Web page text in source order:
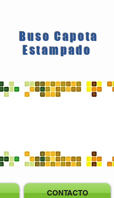
Buso Capota
Estampado
CONTACTO